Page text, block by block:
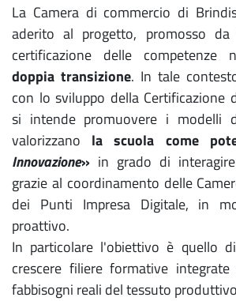
La Camera di commercio di
aderito al progetto, promosso da
certificazione delle competenze
doppia transizione. In tale
con lo sviluppo della Certificazione
si intende promuovere i modelli
valorizzano la scuola come
Innovazione» in grado di
grazie al coordinamento delle
dei Punti Impresa Digitale, in
proattivo.
In particolare l'obiettivo è quello
crescere filiere formative
fabbisogni reali del tessuto